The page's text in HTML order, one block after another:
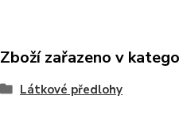
Zboží zařazeno v
Látkové předlohy